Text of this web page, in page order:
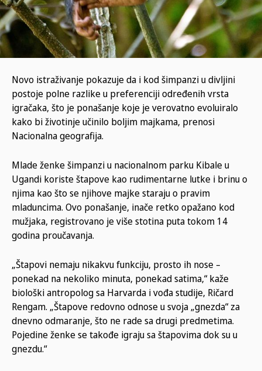
Novo istraživanje pokazuje da i kod šimpanzi u divljini
postoje polne razlike u preferenciji određenih vrsta
igračaka, što je ponašanje koje je verovatno evoluiralo
kako bi životinje učinilo boljim majkama, prenosi
Nacionalna geografija.
Mlade ženke šimpanzi u nacionalnom parku Kibale u
Ugandi koriste štapove kao rudimentarne lutke i brinu o
njima kao što se njihove majke staraju o pravim
mladuncima. Ovo ponašanje, inače retko opažano kod
mužjaka, registrovano je više stotina puta tokom 14
godina proučavanja.
„Štapovi nemaju nikakvu funkciju, prosto ih nose –
ponekad na nekoliko minuta, ponekad satima,“ kaže
biološki antropolog sa Harvarda i vođa studije, Ričard
Rengam. „Štapove redovno odnose u svoja „gnezda“ za
dnevno odmaranje, što ne rade sa drugi predmetima.
Pojedine ženke se takođe igraju sa štapovima dok su u
gnezdu.“